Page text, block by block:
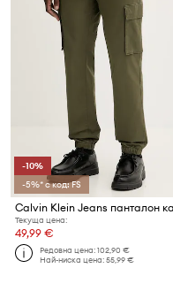
-10%
-5%* с код: FS
Текуща цена:
49,99 €
Редовна цена:102,90 €
Най-ниска цена:55,99 €